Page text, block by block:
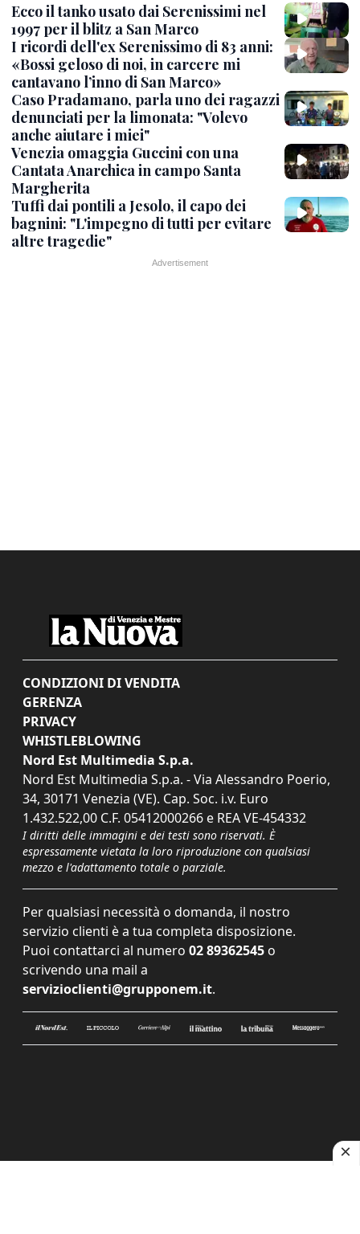
Ecco il tanko usato dai Serenissimi nel
1997 per il blitz a San Marco
I ricordi dell'ex Serenissimo di 83 anni:
«Bossi geloso di noi, in carcere mi
cantavano l’inno di San Marco»
Caso Pradamano, parla uno dei ragazzi
denunciati per la limonata: "Volevo
anche aiutare i miei"
Venezia omaggia Guccini con una
Cantata Anarchica in campo Santa
Margherita
Tuffi dai pontili a Jesolo, il capo dei
bagnini: "L'impegno di tutti per evitare
altre tragedie"
CONDIZIONI DI VENDITA
GERENZA
PRIVACY
WHISTLEBLOWING
Nord Est Multimedia S.p.a.
Nord Est Multimedia S.p.a. - Via Alessandro Poerio,
34, 30171 Venezia (VE). Cap. Soc. i.v. Euro
1.432.522,00 C.F. 05412000266 e REA VE-454332
I diritti delle immagini e dei testi sono riservati. È
espressamente vietata la loro riproduzione con qualsiasi
mezzo e l'adattamento totale o parziale.
Per qualsiasi necessità o domanda, il nostro
servizio clienti è a tua completa disposizione.
Puoi contattarci al numero 02 89362545 o
scrivendo una mail a
servizioclienti@grupponem.it.